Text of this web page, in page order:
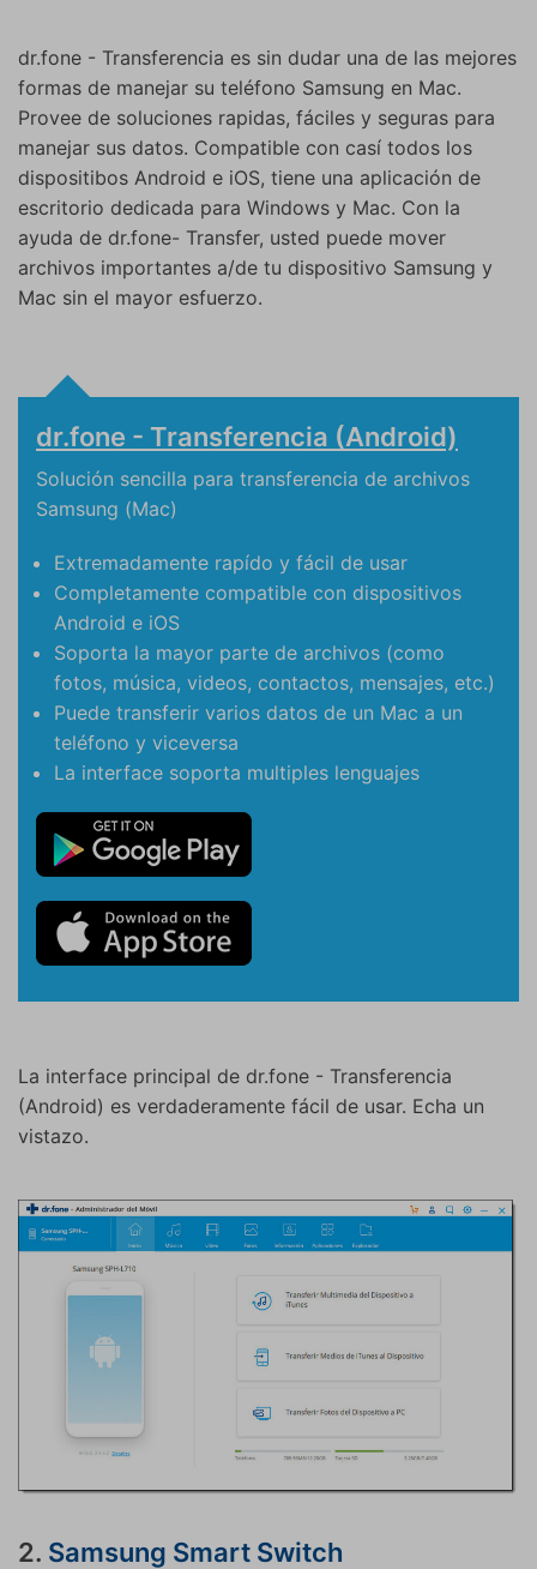
dr.fone - Transferencia es sin dudar una de las mejores
formas de manejar su teléfono Samsung en Mac.
Provee de soluciones rapidas, fáciles y seguras para
manejar sus datos. Compatible con casí todos los
dispositibos Android e iOS, tiene una aplicación de
escritorio dedicada para Windows y Mac. Con la
ayuda de dr.fone- Transfer, usted puede mover
archivos importantes a/de tu dispositivo Samsung y
Mac sin el mayor esfuerzo.
dr.fone - Transferencia (Android)
Solución sencilla para transferencia de archivos
Samsung (Mac)
Extremadamente rapído y fácil de usar
Completamente compatible con dispositivos
Android e iOS
Soporta la mayor parte de archivos (como
fotos, música, videos, contactos, mensajes, etc.)
Puede transferir varios datos de un Mac a un
teléfono y viceversa
La interface soporta multiples lenguajes
La interface principal de dr.fone - Transferencia
(Android) es verdaderamente fácil de usar. Echa un
vistazo.
2. Samsung Smart Switch